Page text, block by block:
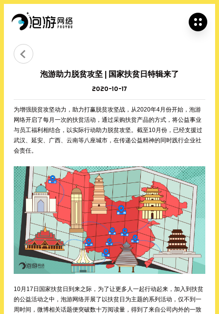

泡游助力脱贫攻坚 | 国家扶贫日特辑来了
2020-10-17

为增强脱贫攻坚动力，助力打赢脱贫攻坚战，从2020年4月份开始，泡游
网络开启了每月一次的扶贫活动，通过采购扶贫产品的方式，将公益事业
与员工福利相结合，以实际行动助力脱贫攻坚。截至10月份，已经支援过
武汉、延安、广西、云南等八座城市，在传递公益精神的同时践行企业社
会责任。
10月17日国家扶贫日到来之际，为了让更多人一起行动起来，加入到扶贫
的公益活动之中，泡游网络开展了以扶贫日为主题的系列活动，仅不到一
周时间，微博相关话题便突破数十万阅读量，得到了来自公司内外的一致